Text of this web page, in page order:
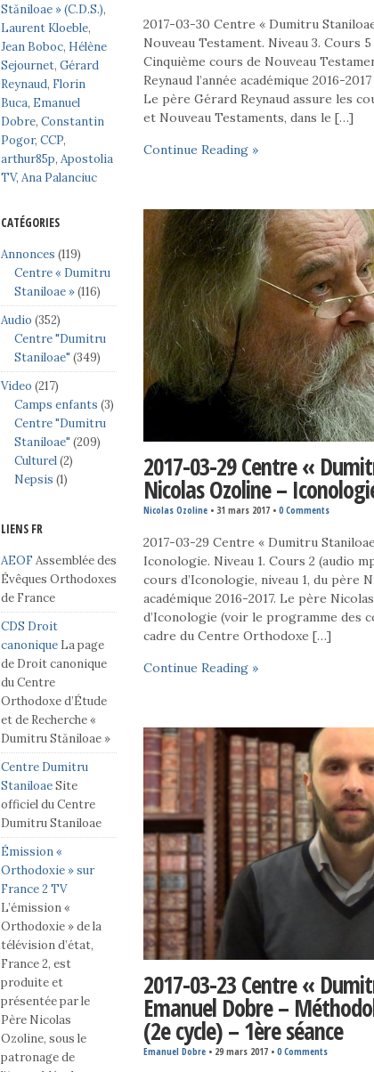
2017-03-30 Centre « Dumitru
Nouveau Testament. Niveau 3. Cours
Cinquième cours de Nouveau
Reynaud l’année académique 2016-
Le père Gérard Reynaud assure les
et Nouveau Testaments, dans le […]
Continue Reading »
2017-03-29 Centre «
Nicolas Ozoline –
Nicolas Ozoline •31 mars 2017 •0 Comments
2017-03-29 Centre « Dumitru
Iconologie. Niveau 1. Cours 2 (audio
cours d’Iconologie, niveau 1, du père
académique 2016-2017. Le père
d’Iconologie (voir le programme des
cadre du Centre Orthodoxe […]
Continue Reading »
2017-03-23 Centre «
Emanuel Dobre –
(2e cycle) – 1ère séance
Emanuel Dobre • 29 mars 2017 •0 Comments
Stăniloae » (C.D.S.),
Laurent Kloeble,
Jean Boboc, Hélène
Sejournet, Gérard
Reynaud, Florin
Buca, Emanuel
Dobre, Constantin
Pogor, CCP,
arthur85p, Apostolia
TV, Ana Palanciuc
CATÉGORIES
Annonces (119)
Centre « Dumitru
Staniloae »(116)
Audio (352)
Centre "Dumitru
Staniloae" (349)
Video (217)
Camps enfants (3)
Centre "Dumitru
Staniloae" (209)
Culturel(2)
Nepsis (1)
LIENS FR
AEOF Assemblée des
Évêques Orthodoxes
de France
CDS Droit
canonique La page
de Droit canonique
du Centre
Orthodoxe d’Étude
et de Recherche «
Dumitru Stăniloae »
Centre Dumitru
StaniloaeSite
officiel du Centre
Dumitru Staniloae
Émission «
Orthodoxie » sur
France 2 TV
L’émission «
Orthodoxie » de la
télévision d’état,
France 2, est
produite et
présentée par le
Père Nicolas
Ozoline, sous le
patronage de